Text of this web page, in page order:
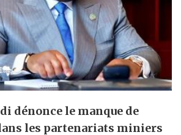
dénonce le manque de
les partenariats miniers